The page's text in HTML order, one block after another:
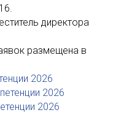
директора
размещена в
2026
2026
2026